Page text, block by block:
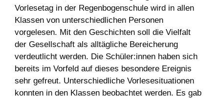
Vorlesetag in der Regenbogenschule wird in allen
Klassen von unterschiedlichen Personen
vorgelesen. Mit den Geschichten soll die Vielfalt
der Gesellschaft als alltägliche Bereicherung
verdeutlicht werden. Die Schüler:innen haben sich
bereits im Vorfeld auf dieses besondere Ereignis
sehr gefreut. Unterschiedliche Vorlesesituationen
konnten in den Klassen beobachtet werden. Es gab